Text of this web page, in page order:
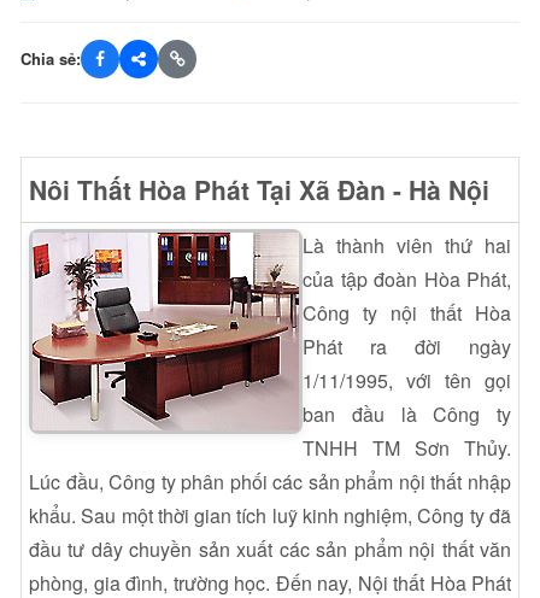
Chia sẻ:
Nôi Thất Hòa Phát Tại Xã Đàn - Hà Nội
Là thành viên thứ hai
của tập đoàn Hòa Phát,
Công ty nội thất Hòa
Phát ra đời ngày
1/11/1995, với tên gọi
ban đầu là Công ty
TNHH TM Sơn Thủy.
Lúc đầu, Công ty phân phối các sản phẩm nội thất nhập
khẩu. Sau một thời gian tích luỹ kinh nghiệm, Công ty đã
đầu tư dây chuyền sản xuất các sản phẩm nội thất văn
phòng, gia đình, trường học. Đến nay, Nội thất Hòa Phát